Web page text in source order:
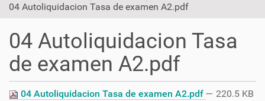
04 Autoliquidacion Tasa de examen A2.pdf
04 Autoliquidacion Tasa
de examen A2.pdf
04 Autoliquidacion Tasa de examen A2.pdf — 220.5 KB